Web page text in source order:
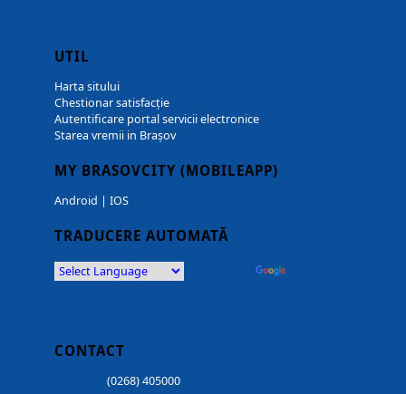
UTIL
Harta sitului
Chestionar satisfacție
Autentificare portal servicii electronice
Starea vremii in Brașov
MY BRASOVCITY (MOBILEAPP)
Android | IOS
TRADUCERE AUTOMATĂ
CONTACT
(0268) 405000